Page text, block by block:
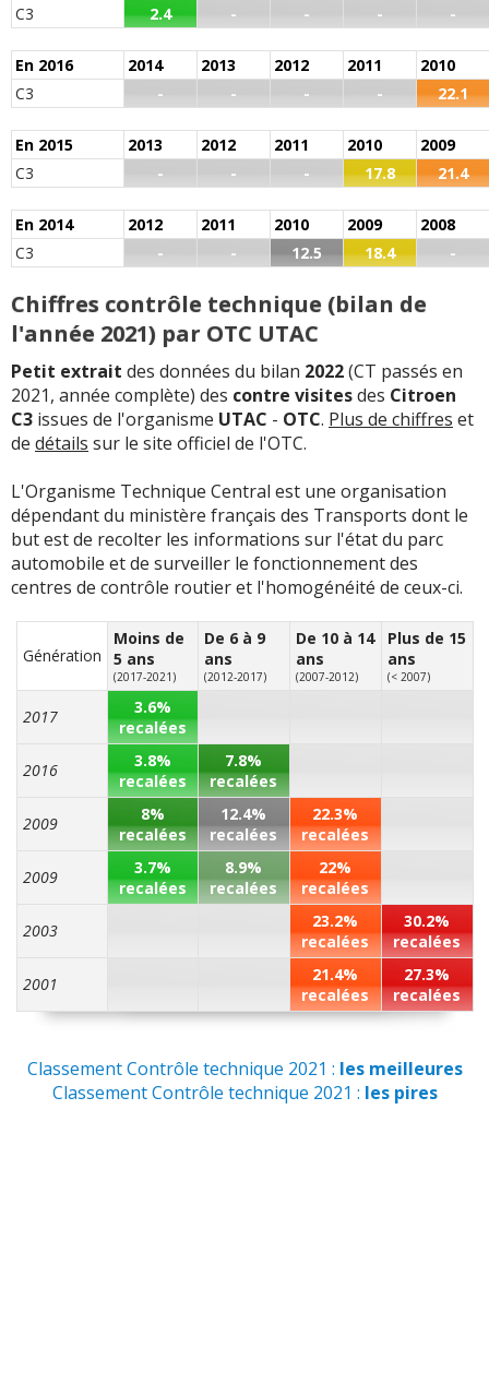
C3 2.4 - - - -
En 2016 2014 2013 2012 2011
2010
C3
- - - - 22.1
En 2015 2013 2012 2011 2010
2009
C3
- - - 17.8 21.4
En 2014 2012 2011 2010 2009
2008
C3
- - 12.5 18.4 -
Chiffres contrôle technique (bilan de
l'année 2021) par OTC UTAC
Petit extrait des données du bilan 2022(CT passés en
2021, année complète) des contre visitesdes Citroen
C3 issues de l'organisme UTAC - OTC. Plus de chiffres et
de détails sur le site officiel de l'OTC.
L'Organisme Technique Central est une organisation
dépendant du ministère français des Transports dont le
but est de recolter les informations sur l'état du parc
automobile et de surveiller le fonctionnement des
centres de contrôle routier et l'homogénéité de ceux-ci.
Génération
Moins de
5 ans
(2017-2021)
De 6 à 9
ans
(2012-2017)
De 10 à 14
ans
(2007-2012)
Plus de 15
ans
(< 2007)
2017
3.6%
recalées
2016
3.8%
recalées
7.8%
recalées
2009
8%
recalées
12.4%
recalées
22.3%
recalées
2009
3.7%
recalées
8.9%
recalées
22%
recalées
2003
23.2%
recalées
30.2%
recalées
2001
21.4%
recalées
27.3%
recalées
Classement Contrôle technique 2021 : les meilleures
Classement Contrôle technique 2021 : les pires